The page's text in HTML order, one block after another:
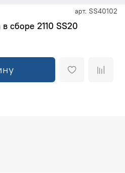
арт. SS40102
сборе 2110 SS20